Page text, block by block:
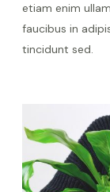
etiam enim
faucibus in
tincidunt sed.